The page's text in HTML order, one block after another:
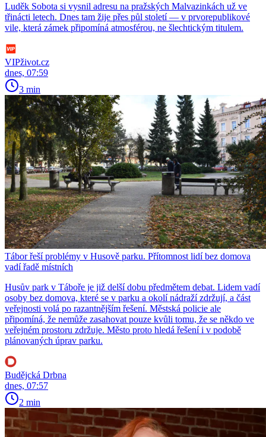
Luděk Sobota si vysnil adresu na pražských Malvazinkách už ve
třinácti letech. Dnes tam žije přes půl století — v prvorepublikové
vile, která zámek připomíná atmosférou, ne šlechtickým titulem.
VIPživot.cz
dnes, 07:59
3 min
Tábor řeší problémy v Husově parku. Přítomnost lidí bez domova
vadí řadě místních
Husův park v Táboře je již delší dobu předmětem debat. Lidem vadí
osoby bez domova, které se v parku a okolí nádraží zdržují, a část
veřejnosti volá po razantnějším řešení. Městská policie ale
připomíná, že nemůže zasahovat pouze kvůli tomu, že se někdo ve
veřejném prostoru zdržuje. Město proto hledá řešení i v podobě
plánovaných úprav parku.
Budějcká Drbna
dnes, 07:57
2 min